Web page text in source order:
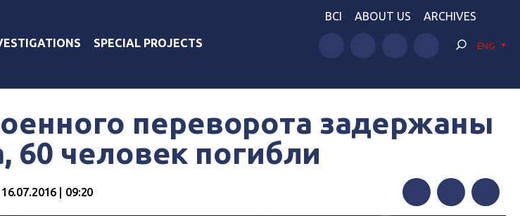
SPECIAL PROJECTS
BCI ABOUT US ARCHIVES
ENG
переворота задержаны
60 человек погибли
16.07.2016 | 09:20